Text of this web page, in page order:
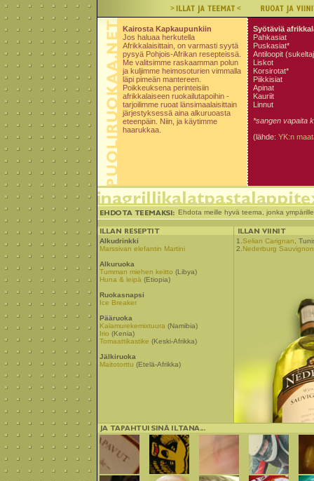
Kairosta Kapkaupunkiin
Jos haluaa herkutella
Afrikkalaisittain, on varmasti syytä
pysyä Pohjois-Afrikan resepteissä.
Me valitsimme raskaamman polun
ja kuljimme heimosoturien vimmalla
läpi pimeän mantereen.
Poikkeuksena perinteisiin
afrikkalaiseen ruokailutapoihin -
tarjoilimme ruoat länsimaalaisittain
järjestyksessä aina alkuruoasta
eteenpäin. Niin, ja käytimme
haarukkaa.
Syötäviä
Pahkasiat
Puskasiat*
Antiloopit
Liskot
Korsirotat*
Piikkisiat
Apinat
Kauriit
Linnut
*sangen vapaita
(lähde: YK:n
Ehdota meille hyvä teema, jonka
Alkudrinkki
Marssivan elefantin Martini
Alkuruoka
Tumman miehen keitto (Libya)
Huna & leipä (Etiopia)
Ruokasnapsi
Ice Breaker
Pääruoka
Kalamurekemixtuura (Namibia)
Irio (Kenia)
Tomaattikastike (Keski-Afrikka)
Jälkiruoka
Maitotorttu (Etelä-Afrikka)
1. Selian Carignan ,
2. Nederburg